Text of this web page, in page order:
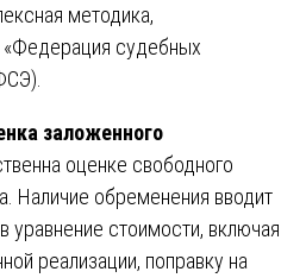
методика,
судебных
заложенного
оценке свободного
Наличие обременения вводит
уравнение стоимости, включая
реализации, поправку на